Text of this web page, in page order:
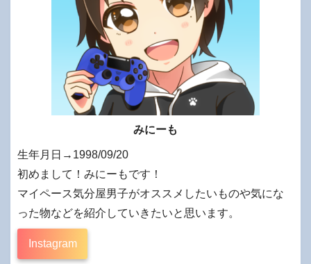
みにーも
生年月日→1998/09/20
初めまして！みにーもです！
マイペース気分屋男子がオススメしたいものや気にな
った物などを紹介していきたいと思います。
Instagram